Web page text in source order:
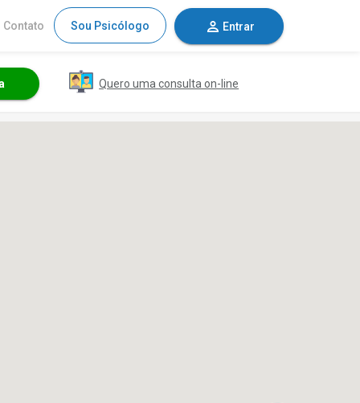
Contato Sou Psicólogo Entrar
Quero uma consulta on-line